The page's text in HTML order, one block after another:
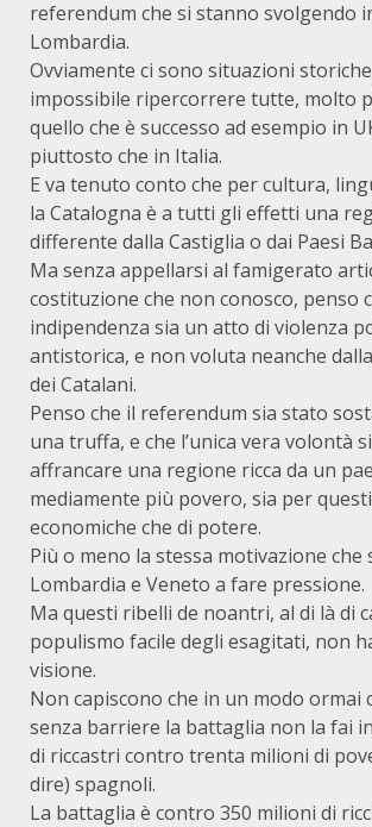
referendum che si stanno svolgendo
Lombardia.
Ovviamente ci sono situazioni
impossibile ripercorrere tutte, molto
quello che è successo ad esempio in
piuttosto che in Italia.
E va tenuto conto che per cultura,
la Catalogna è a tutti gli effetti una
differente dalla Castiglia o dai Paesi
Ma senza appellarsi al famigerato
costituzione che non conosco, penso
indipendenza sia un atto di violenza
antistorica, e non voluta neanche
dei Catalani.
Penso che il referendum sia stato
una truffa, e che l’unica vera volontà
affrancare una regione ricca da un
mediamente più povero, sia per
economiche che di potere.
Più o meno la stessa motivazione che
Lombardia e Veneto a fare pressione.
Ma questi ribelli de noantri, al di là di
populismo facile degli esagitati, non
visione.
Non capiscono che in un modo ormai
senza barriere la battaglia non la fai
di riccastri contro trenta milioni di
dire) spagnoli.
La battaglia è contro 350 milioni di